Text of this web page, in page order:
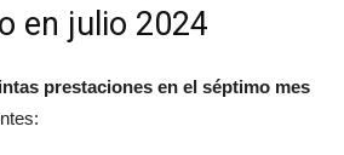
en julio 2024
prestaciones en el séptimo mes